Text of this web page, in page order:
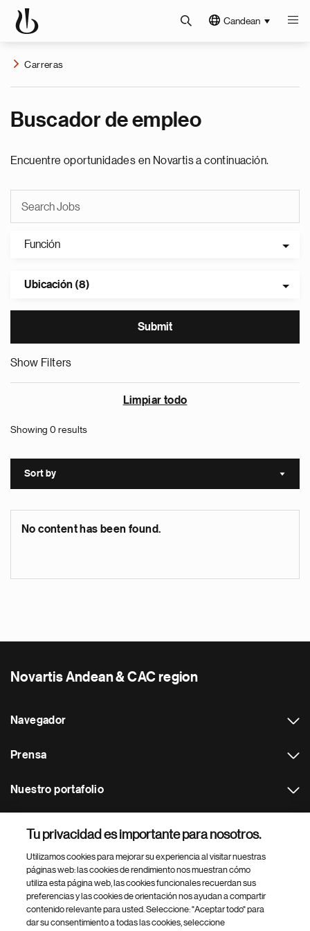
Candean
Carreras
Buscador de empleo
Encuentre oportunidades en Novartis a continuación.
Función
Ubicación (8)
Show Filters
Limpiar todo
Showing 0 results
Sort by Sort
No content has been found.
Novartis Andean & CAC region
Navegador
Prensa
Nuestro portafolio
Footer Site Search
Tu privacidad es importante para nosotros.
Utilizamos cookies para mejorar su experiencia al visitar nuestras
páginas web: las cookies de rendimiento nos muestran cómo
utiliza esta página web, las cookies funcionales recuerdan sus
preferencias y las cookies de orientación nos ayudan a compartir
contenido relevante para usted. Seleccione: "Aceptar todo" para
dar su consentimiento a todas las cookies, seleccione